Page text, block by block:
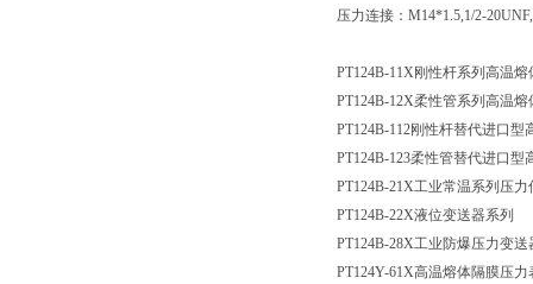
压力连接： M14*1.5,1/2-
PT124B-11X刚性杆系列高温
PT124B-12X柔性管系列高温
PT124B-112刚性杆替代进口型
PT124B-123柔性管替代进口型
PT124B-21X工业常温系列压力
PT124B-22X液位变送器系列
PT124B-28X工业防爆压力变送
PT124Y-61X高温熔体隔膜压